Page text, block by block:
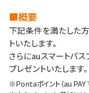
■概要
下記条件を満たした
トいたします。
さらにauスマートパ
プレゼントいたします。
※Pontaポイント（au